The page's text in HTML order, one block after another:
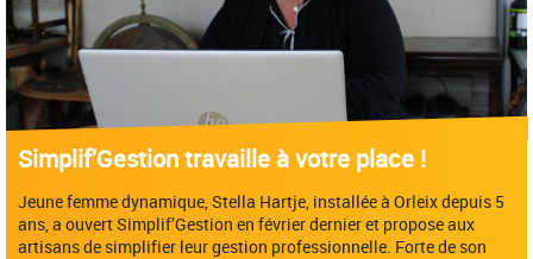
Simplif’Gestion travaille à votre place !
Jeune femme dynamique, Stella Hartje, installée à Orleix depuis 5
ans, a ouvert Simplif’Gestion en février dernier et propose aux
artisans de simplifier leur gestion professionnelle. Forte de son